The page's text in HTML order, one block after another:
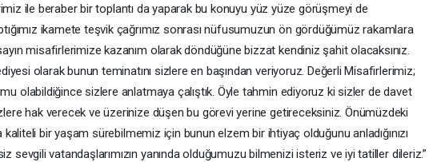
ile beraber bir toplantı da yaparak bu konuyu yüz yüze görüşmeyi de
ikamete teşvik çağrımız sonrası nüfusumuzun ön gördüğümüz rakamlara
misafirlerimize kazanım olarak döndüğüne bizzat kendiniz şahit olacaksınız.
olarak bunun teminatını sizlere en başından veriyoruz. Değerli Misafirlerimiz;
olabildiğince sizlere anlatmaya çalıştık. Öyle tahmin ediyoruz ki sizler de davet
hak verecek ve üzerinize düşen bu görevi yerine getireceksiniz. Önümüzdeki
bir yaşam sürebilmemiz için bunun elzem bir ihtiyaç olduğunu anladığınızı
sevgili vatandaşlarımızın yanında olduğumuzu bilmenizi isteriz ve iyi tatiller dileriz.”